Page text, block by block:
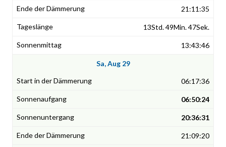
21:11:35
13Std. 49Min. 47Sek.
13:43:46
Sa, Aug 29
06:17:36
06:50:24
20:36:31
21:09:20